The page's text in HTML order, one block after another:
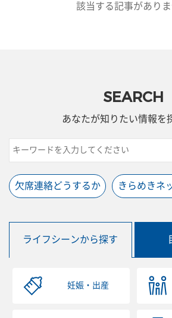
該当する記事があり
SEARCH
あなたが知りたい情報を
欠席連絡どうするか きらめきネ
ライフシーンから探す
妊娠・出産